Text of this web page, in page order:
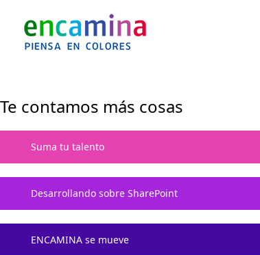
Te contamos más cosas
Suma tu talento
Desarrollando sobre SharePoint
ENCAMINA se mueve